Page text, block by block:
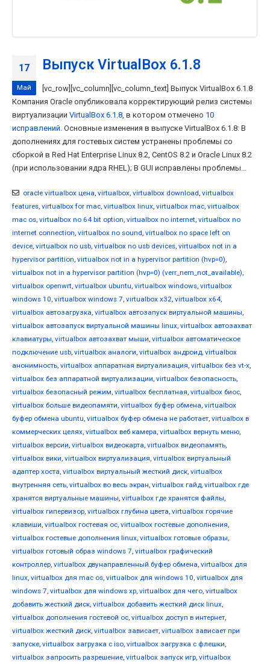
17
Май
Выпуск VirtualBox 6.1.8
[vc_row][vc_column][vc_column_text] Выпуск VirtualBox 6.1.8
Компания Oracle опубликовала корректирующий релиз системы
виртуализации VirtualBox 6.1.8, в котором отмечено 10
исправлений. Основные изменения в выпуске VirtualBox 6.1.8: В
дополнениях для гостевых систем устранены проблемы со
сборкой в Red Hat Enterprise Linux 8.2, CentOS 8.2 и Oracle Linux 8.2
(при использовании ядра RHEL); В GUI исправлены проблемы...
oracle virtualbox цена, virtualbox, virtualbox download, virtualbox
features, virtualbox for mac, virtualbox linux, virtualbox mac, virtualbox
mac os, virtualbox no 64 bit option, virtualbox no internet, virtualbox no
internet connection, virtualbox no sound, virtualbox no space left on
device, virtualbox no usb, virtualbox no usb devices, virtualbox not in a
hypervisor partition, virtualbox not in a hypervisor partition (hvp=0),
virtualbox not in a hypervisor partition (hvp=0) (verr_nem_not_available),
virtualbox openwrt, virtualbox ubuntu, virtualbox windows, virtualbox
windows 10, virtualbox windows 7, virtualbox x32, virtualbox x64,
virtualbox автозагрузка, virtualbox автозапуск виртуальной машины,
virtualbox автозапуск виртуальной машины linux, virtualbox автозахват
клавиатуры, virtualbox автозахват мыши, virtualbox автоматическое
подключение usb, virtualbox аналоги, virtualbox андроид, virtualbox
анонимность, virtualbox аппаратная виртуализация, virtualbox без vt-x,
virtualbox без аппаратной виртуализации, virtualbox безопасность,
virtualbox безопасный режим, virtualbox бесплатная, virtualbox биос,
virtualbox больше видеопамяти, virtualbox буфер обмена, virtualbox
буфер обмена ubuntu, virtualbox буфер обмена не работает, virtualbox в
коммерческих целях, virtualbox веб камера, virtualbox вернуть меню,
virtualbox версии, virtualbox видеокарта, virtualbox видеопамять,
virtualbox вики, virtualbox виртуализация, virtualbox виртуальный
адаптер хоста, virtualbox виртуальный жесткий диск, virtualbox
внутренняя сеть, virtualbox во весь экран, virtualbox гайд, virtualbox где
хранятся виртуальные машины, virtualbox где хранятся файлы,
virtualbox гипервизор, virtualbox глубина цвета, virtualbox горячие
клавиши, virtualbox гостевая ос, virtualbox гостевые дополнения,
virtualbox гостевые дополнения linux, virtualbox готовые образы,
virtualbox готовый образ windows 7, virtualbox графический
контроллер, virtualbox двунаправленный буфер обмена, virtualbox для
linux, virtualbox для mac os, virtualbox для windows 10, virtualbox для
windows 7, virtualbox для windows xp, virtualbox для чего, virtualbox
добавить жесткий диск, virtualbox добавить жесткий диск linux,
virtualbox дополнения гостевой ос, virtualbox доступ в интернет,
virtualbox жесткий диск, virtualbox зависает, virtualbox зависает при
запуске, virtualbox загрузка с iso, virtualbox загрузка с флешки,
virtualbox запросить разрешение, virtualbox запуск игр, virtualbox